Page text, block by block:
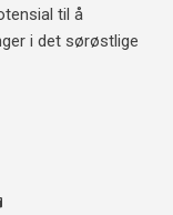
til å
i det sørøstlige